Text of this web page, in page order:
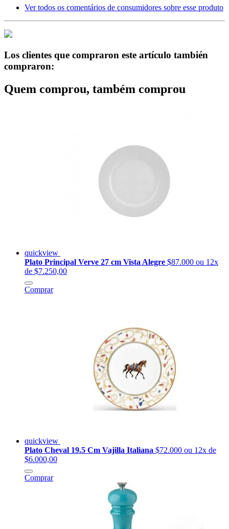
Ver todos os comentários de consumidores sobre esse produto
Los clientes que compraron este artículo también
compraron:
Quem comprou, também comprou
quickview
Plato Principal Verve 27 cm Vista Alegre $87.000 ou 12x
de $7.250,00
Comprar
quickview
Plato Cheval 19.5 Cm Vajilla Italiana $72.000 ou 12x de
$6.000,00
Comprar